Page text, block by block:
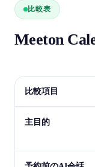
比較表
Meeton
比較項目
主目的